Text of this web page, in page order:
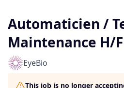
Automaticien /
Maintenance H/F
EyeBio
This job is no longer